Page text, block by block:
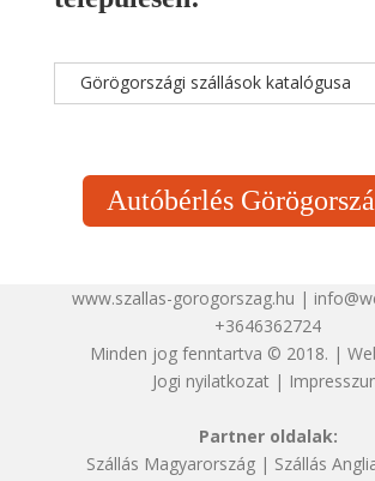
Görögországi szállások katalógusa
Autóbérlés
www.szallas-gorogorszag.hu |
+3646362724
Minden jog fenntartva © 2018. |
Jogi nyilatkozat|
Partner oldalak:
Szállás Magyarország| Szállás